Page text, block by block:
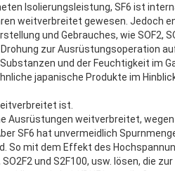
Isolierungsleistung, SF6 ist
weitverbreitet gewesen. Jedoch
und Gebrauches, wie SOF2,
zur Ausrüstungsoperation
und der Feuchtigkeit im
japanische Produkte im
ist.
Ausrüstungen weitverbreitet,
SF6 hat unvermeidlich
So mit dem Effekt des
und S2F100, usw. lösen, die